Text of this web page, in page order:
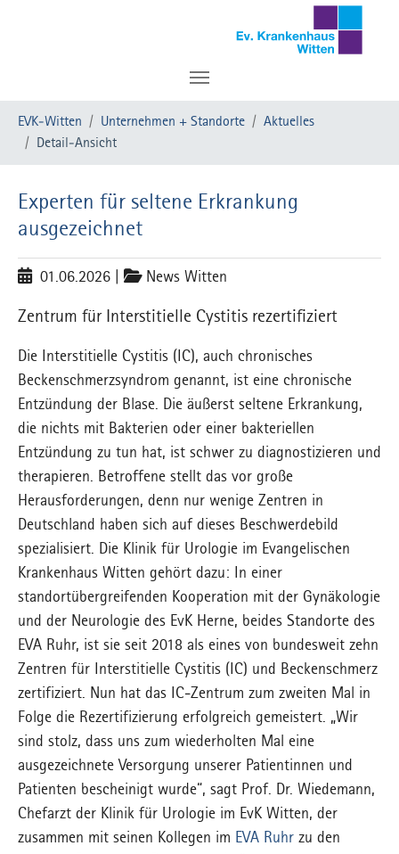
Sie sind hier:
EVK-Witten Unternehmen + Standorte
Aktuelles
Detail-Ansicht
Experten für seltene Erkrankung
ausgezeichnet
01.06.2026 News Witten
Zentrum für Interstitielle Cystitis rezertifiziert
Die Interstitielle Cystitis (IC), auch chronisches
Beckenschmerzsyndrom genannt, ist eine chronische
Entzündung der Blase. Die äußerst seltene Erkrankung,
die nichts mit Bakterien oder einer bakteriellen
Entzündung zu tun hat, ist schwer zu diagnostizieren und
therapieren. Betroffene stellt das vor große
Herausforderungen, denn nur wenige Zentren in
Deutschland haben sich auf dieses Beschwerdebild
spezialisiert. Die Klinik für Urologie im Evangelischen
Krankenhaus Witten gehört dazu: In einer
standortübergreifenden Kooperation mit der Gynäkologie
und der Neurologie des EvK Herne, beides Standorte des
EVA Ruhr, ist sie seit 2018 als eines von bundesweit zehn
Zentren für Interstitielle Cystitis (IC) und Beckenschmerz
zertifiziert. Nun hat das IC-Zentrum zum zweiten Mal in
Folge die Rezertifizierung erfolgreich gemeistert. „Wir
sind stolz, dass uns zum wiederholten Mal eine
ausgezeichnete Versorgung unserer Patientinnen und
Patienten bescheinigt wurde“, sagt Prof. Dr. Wiedemann,
Chefarzt der Klinik für Urologie im EvK Witten, der
zusammen mit seinen Kollegen im EVA Ruhr zu den